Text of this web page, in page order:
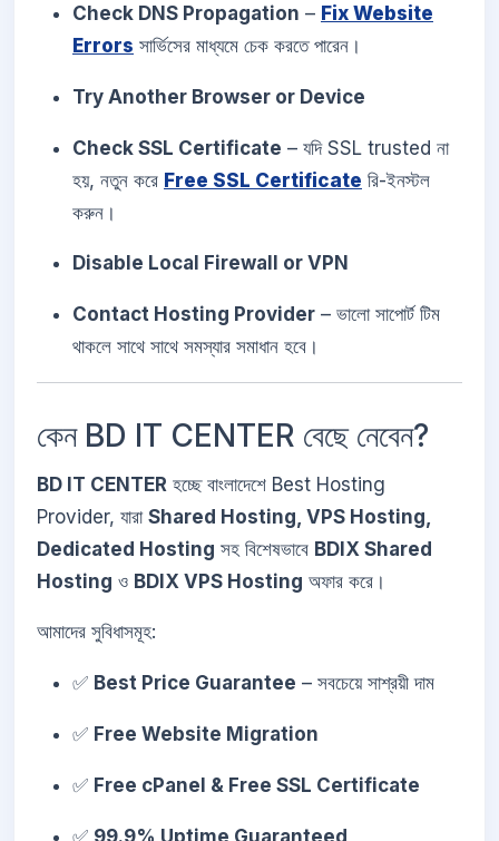
Check DNS Propagation – Fix Website
Errors সার্ভিসের মাধ্যমে চেক করতে পারেন।
Try Another Browser or Device
Check SSL Certificate – যদি SSL trusted না
হয়, নতুন করে Free SSL Certificate রি-ইনস্টল
করুন।
Disable Local Firewall or VPN
Contact Hosting Provider – ভালো সাপোর্ট টিম
থাকলে সাথে সাথে সমস্যার সমাধান হবে।
কেন BD IT CENTER বেছে নেবেন?
BD IT CENTER হচ্ছে বাংলাদেশে Best Hosting
Provider, যারা Shared Hosting, VPS Hosting,
Dedicated Hosting সহ বিশেষভাবে BDIX Shared
Hosting ও BDIX VPS Hosting অফার করে।
আমাদের সুবিধাসমূহ:
✅ Best Price Guarantee – সবচেয়ে সাশ্রয়ী দাম
✅ Free Website Migration
✅ Free cPanel & Free SSL Certificate
✅ 99.9% Uptime Guaranteed